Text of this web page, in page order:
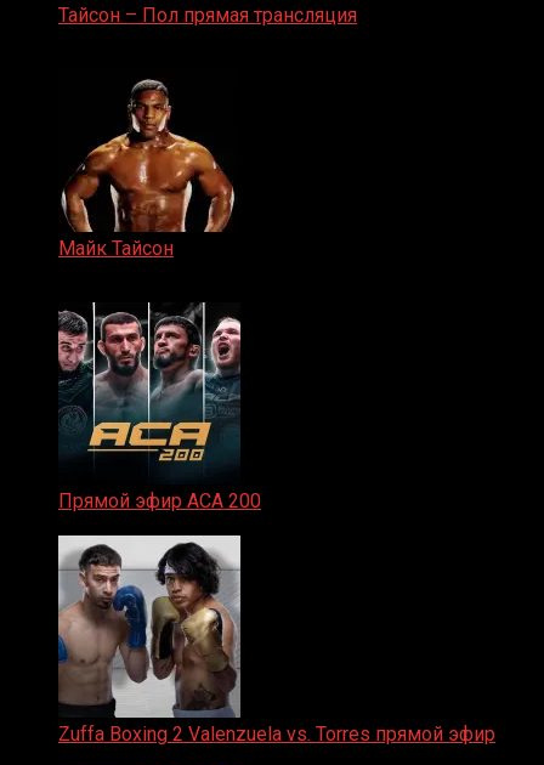
Тайсон – Пол прямая трансляция
Майк Тайсон
Прямой эфир ACA 200
Zuffa Boxing 2 Valenzuela vs. Torres прямой эфир